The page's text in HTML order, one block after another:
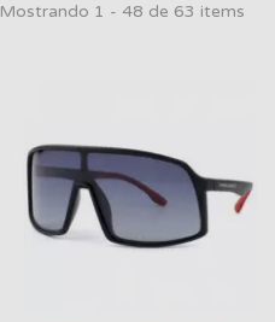
Mostrando 1 - 48 de 63 items